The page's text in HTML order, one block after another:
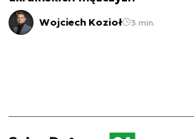
Wojciech Kozioł 3 min.